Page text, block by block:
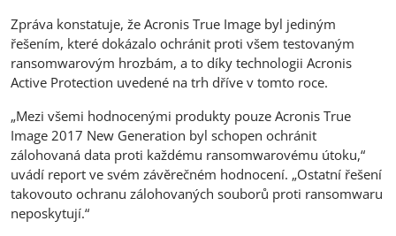
Zpráva konstatuje, že Acronis True Image byl jediným
řešením, které dokázalo ochránit proti všem testovaným
ransomwarovým hrozbám, a to díky technologii Acronis
Active Protection uvedené na trh dříve v tomto roce.
„Mezi všemi hodnocenými produkty pouze Acronis True
Image 2017 New Generation byl schopen ochránit
zálohovaná data proti každému ransomwarovému útoku,“
uvádí report ve svém závěrečném hodnocení. „Ostatní řešení
takovouto ochranu zálohovaných souborů proti ransomwaru
neposkytují.“